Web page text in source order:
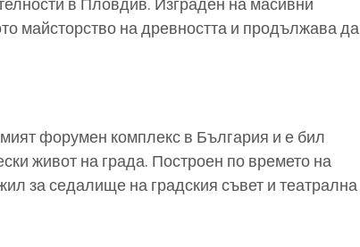
майсторство на древността и продължава да
форумен комплекс в България и е бил
живот на града. Построен по времето на
за седалище на градския съвет и театрална